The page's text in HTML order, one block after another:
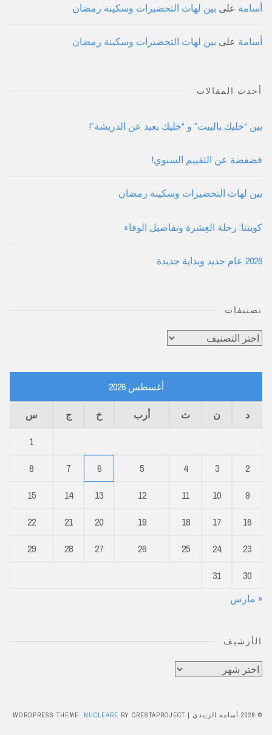
أسامة على بين لهاث التحضيرات وسكينة رمضان
أسامة على بين لهاث التحضيرات وسكينة رمضان
أحدث المقالات
بين “خليك بالبيت” و “خليك بعيد عن الدريشة”!
فضفضة عن التقييم السنوي!
بين لهاث التحضيرات وسكينة رمضان
كويتنا: رحلة العِشرة وتفاصيل الوفاء
2026 عام جديد وبداية جديدة
تصنيفات
تصنيفات
أغسطس 2026
د ن ث أرب خ ج
س
1
2
3
4
5
6
7
8
9
10
11
12
13
14
15
16
17
18
19
20
21
22
23
24
25
26
27
28
29
30
31
« مارس
الأرشيف
الأرشيف
© 2026 أسامة الزبيدي |
WORDPRESS THEME: NUCLEARE BY CRESTAPROJECT.